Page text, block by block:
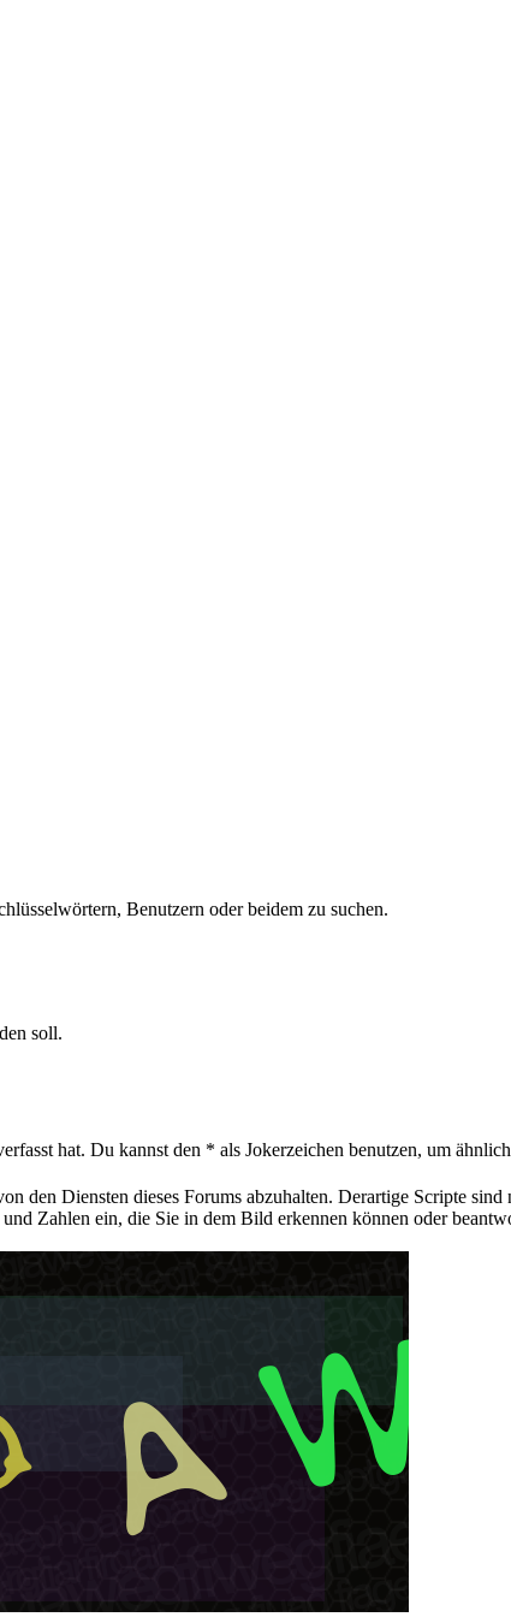
Benutzern oder beidem zu suchen.
soll.
hat. Du kannst den * als Jokerzeichen benutzen, um
den Diensten dieses Forums abzuhalten. Derartige Scripte
Zahlen ein, die Sie in dem Bild erkennen können oder